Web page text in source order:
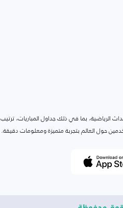
الرياضية، بما في ذلك جداول المباريات، ترتيب
حول العالم بتجربة متميزة ومعلومات دقيقة.